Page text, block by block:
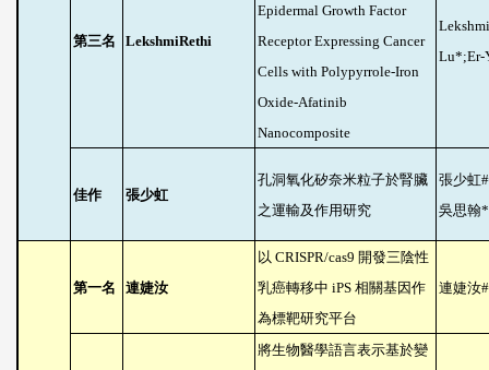
第三名 LekshmiRethi
Epidermal Growth Factor
Receptor Expressing Cancer
Cells with Polypyrrole-Iron
Oxide-Afatinib
Nanocomposite
Lu*;Er-
佳作 張少虹
孔洞氧化矽奈米粒子於腎臟
之運輸及作用研究
張少虹
吳思翰*
第一名 連婕汝
以 CRISPR/cas9 開發三陰性
乳癌轉移中 iPS 相關基因作
為標靶研究平台
連婕汝
將生物醫學語言表示基於變